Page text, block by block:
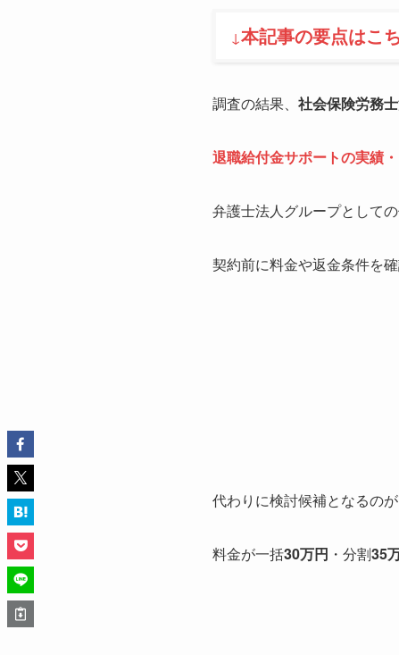
↓本記事の要点はこ
調査の結果、 社会保険労務
退職給付金サポートの実績
弁護士法人グループとして
契約前に料金や返金条件を
代わりに検討候補となるの
料金が一括30万円 ・分割35